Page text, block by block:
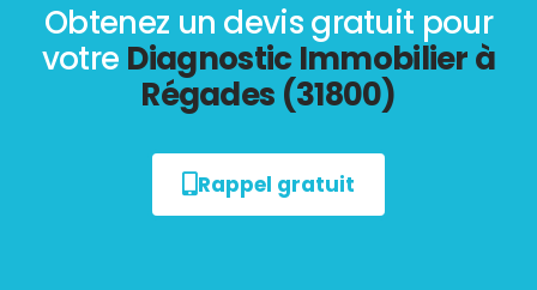
Obtenez un devis gratuit pour
votre Diagnostic Immobilier à
Régades (31800)
Rappel gratuit